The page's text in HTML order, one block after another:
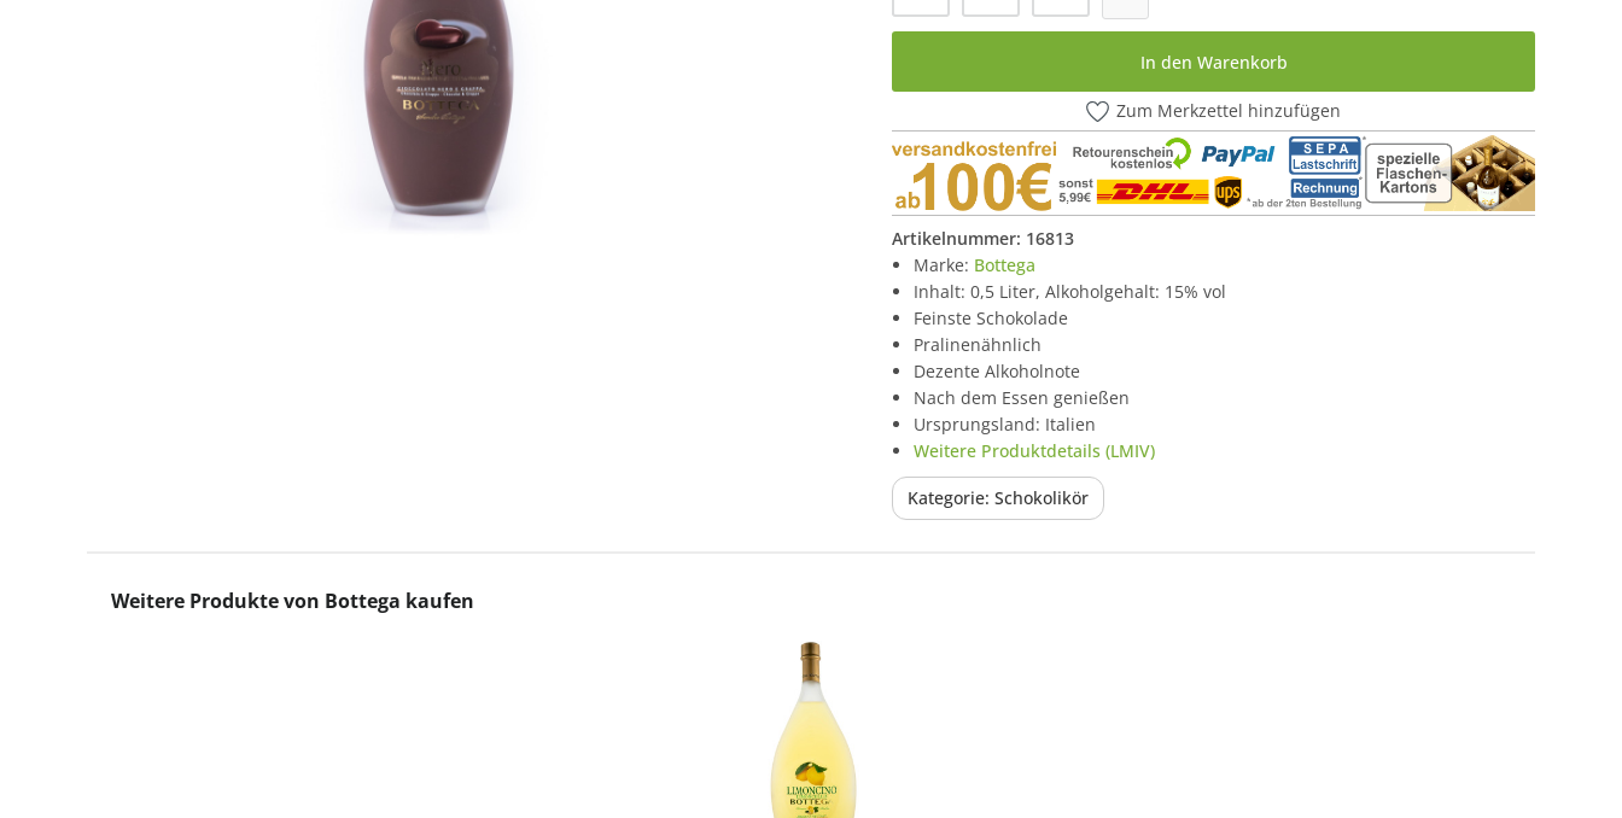
In den Warenkorb
Zum Merkzettel hinzufügen
Artikelnummer: 16813
Marke: Bottega
Inhalt: 0,5 Liter, Alkoholgehalt: 15% vol
Feinste Schokolade
Pralinenähnlich
Dezente Alkoholnote
Nach dem Essen genießen
Ursprungsland: Italien
Weitere Produktdetails (LMIV)
Kategorie: Schokolikör
Produktgalerie überspringen
Weitere Produkte von Bottega kaufen